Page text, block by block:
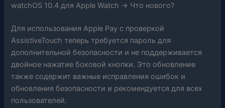
watchOS 10.4 для Apple Watch -> Что нового?
Для использования Apple Pay с проверкой
AssistiveTouch теперь требуется пароль для
дополнительной безопасности и не поддерживается
двойное нажатие боковой кнопки. Это обновление
также содержит важные исправления ошибок и
обновления безопасности и рекомендуется для всех
пользователей.